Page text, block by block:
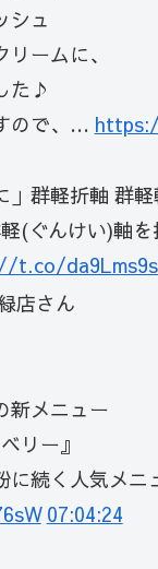
シュ
ームに、
た♪
ので、…
」群軽折軸
(ぐんけい)軸
t.co/
店さん
新メニュー
リー』
に続く人気メ
07:04:24